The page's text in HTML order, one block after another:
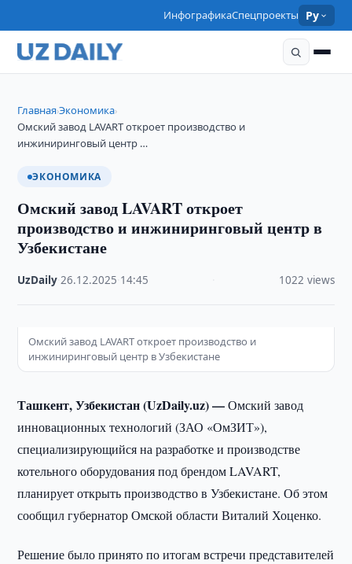
ИнфографикаСпецпроекты Ру
Главная›Экономика›
Омский завод LAVART откроет производство и
инжиниринговый центр …
ЭКОНОМИКА
Омский завод LAVART откроет
производство и инжиниринговый центр в
Узбекистане
UzDaily ·26.12.2025 14:45 1022 views
Омский завод LAVART откроет производство и
инжиниринговый центр в Узбекистане
Ташкент, Узбекистан (UzDaily.uz) —Омский завод
инновационных технологий (ЗАО «ОмЗИТ»),
специализирующийся на разработке и производстве
котельного оборудования под брендом LAVART,
планирует открыть производство в Узбекистане. Об этом
сообщил губернатор Омской области Виталий Хоценко.
Решение было принято по итогам встречи представителей